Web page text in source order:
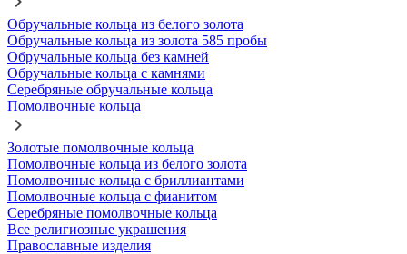
Обручальные кольца из белого золота
Обручальные кольца из золота 585 пробы
Обручальные кольца без камней
Обручальные кольца с камнями
Серебряные обручальные кольца
Помолвочные кольца
Золотые помолвочные кольца
Помолвочные кольца из белого золота
Помолвочные кольца с бриллиантами
Помолвочные кольца с фианитом
Серебряные помолвочные кольца
Все религиозные украшения
Православные изделия